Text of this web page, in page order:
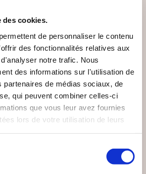
des cookies.
de personnaliser le contenu
des fonctionnalités relatives aux
notre trafic. Nous
des informations sur l'utilisation de
partenaires de médias sociaux, de
qui peuvent combiner celles-ci
que vous leur avez fournies
lors de votre utilisation de leurs
LES 5 VOLEURS DE
VOLONTÉ_TOME 1